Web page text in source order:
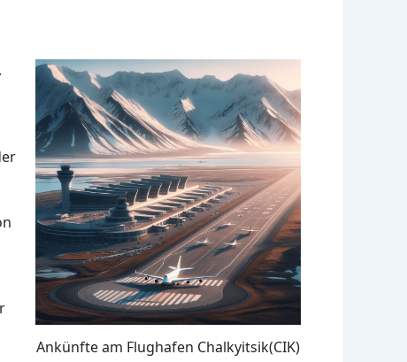
Ankünfte am Flughafen Chalkyitsik(CIK)